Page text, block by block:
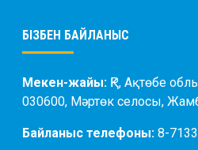
БІЗБЕН БАЙЛАНЫС
Мекен-жайы: ҚР, Ақтөбе
030600, Мәртөк селосы,
Байланыс телефоны: 8-